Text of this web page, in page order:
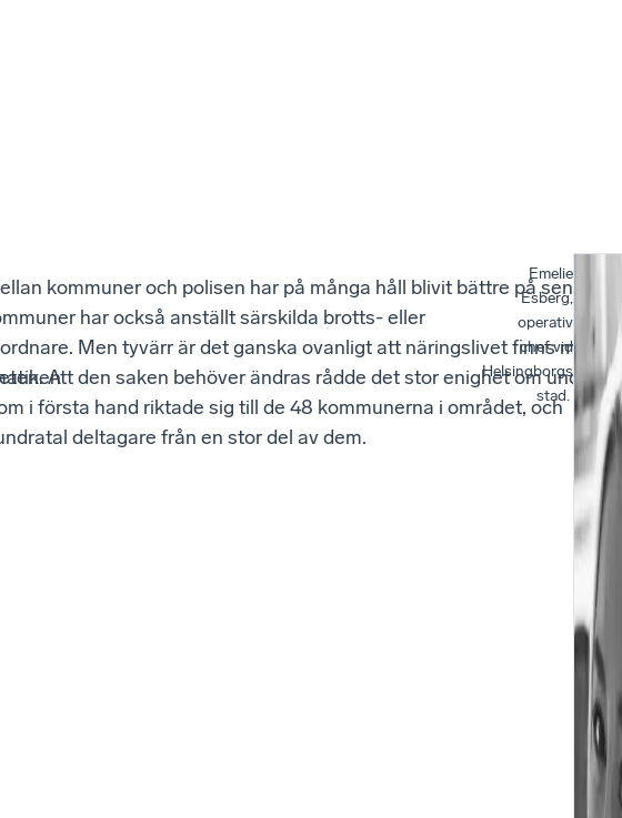
kommuner och polisen har på många håll blivit bättre på senare
har också anställt särskilda brotts- eller
Men tyvärr är det ganska ovanligt att näringslivet finns med i
Att den saken behöver ändras rådde det stor enighet om under
i första hand riktade sig till de 48 kommunerna i området, och
deltagare från en stor del av dem.
Emelie
Esberg,
operativ
chef vid
Helsingborgs
stad.